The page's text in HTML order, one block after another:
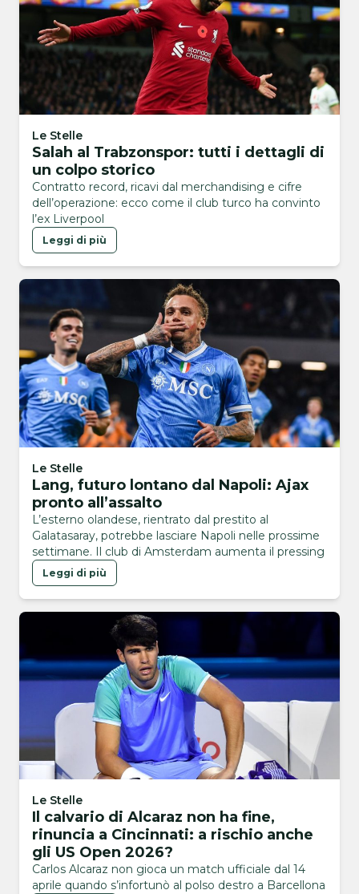
Le Stelle
Salah al Trabzonspor: tutti i dettagli di
un colpo storico
Contratto record, ricavi dal merchandising e cifre
dell’operazione: ecco come il club turco ha convinto
l’ex Liverpool
Leggi di più
Le Stelle
Lang, futuro lontano dal Napoli: Ajax
pronto all’assalto
L’esterno olandese, rientrato dal prestito al
Galatasaray, potrebbe lasciare Napoli nelle prossime
settimane. Il club di Amsterdam aumenta il pressing
Leggi di più
Le Stelle
Il calvario di Alcaraz non ha fine,
rinuncia a Cincinnati: a rischio anche
gli US Open 2026?
Carlos Alcaraz non gioca un match ufficiale dal 14
aprile quando s’infortunò al polso destro a Barcellona